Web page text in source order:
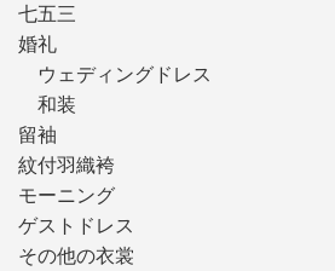
七五三
婚礼
ウェディングドレス
和装
留袖
紋付羽織袴
モーニング
ゲストドレス
その他の衣裳